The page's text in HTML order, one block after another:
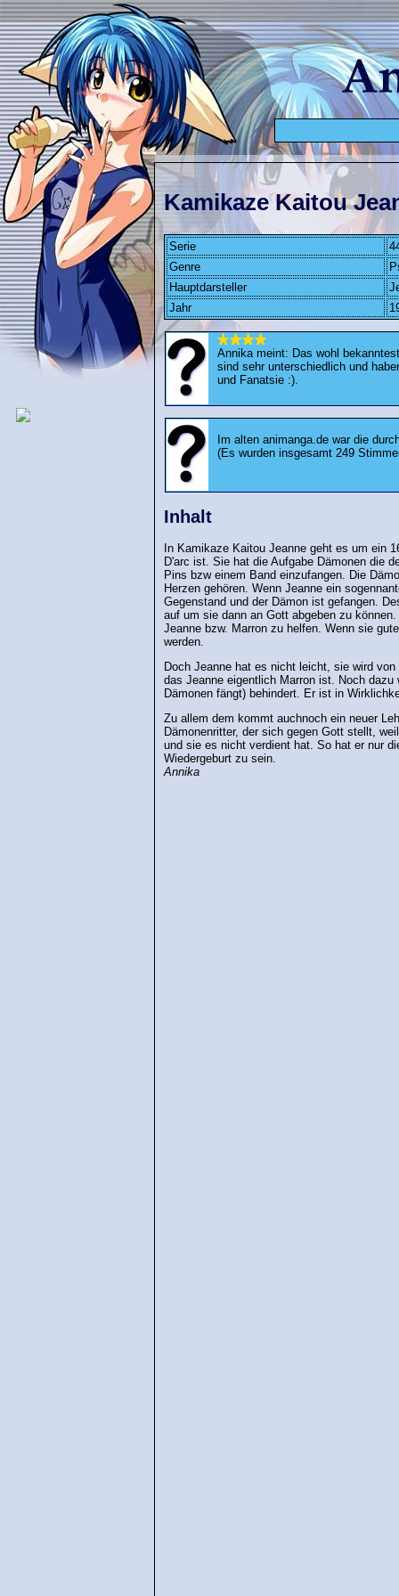
Kamikaze Kaitou
Serie
Genre
Hauptdarsteller
Jahr
Annika meint: Das wohl
sind sehr unterschiedlich und
und Fanatsie :).
Im alten animanga.de war die
(Es wurden insgesamt 249
Inhalt
In Kamikaze Kaitou Jeanne geht es um ein
D'arc ist. Sie hat die Aufgabe Dämonen die
Pins bzw einem Band einzufangen. Die
Herzen gehören. Wenn Jeanne ein
Gegenstand und der Dämon ist gefangen.
auf um sie dann an Gott abgeben zu
Jeanne bzw. Marron zu helfen. Wenn sie
werden.
Doch Jeanne hat es nicht leicht, sie wird
das Jeanne eigentlich Marron ist. Noch
Dämonen fängt) behindert. Er ist in
Zu allem dem kommt auchnoch ein neuer
Dämonenritter, der sich gegen Gott stellt,
und sie es nicht verdient hat. So hat er nur
Wiedergeburt zu sein.
Annika